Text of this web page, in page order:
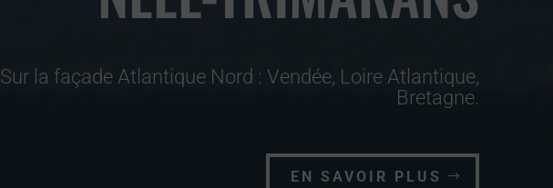
Sur la façade Atlantique Nord : Vendée, Loire Atlantique,
Bretagne.
EN SAVOIR PLUS